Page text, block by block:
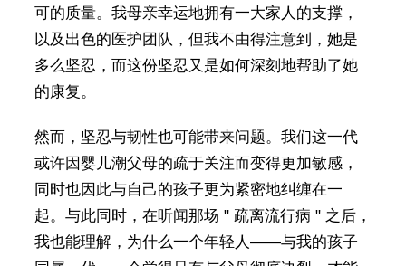
可的质量。我母亲幸运地拥有一大家人的支撑，
以及出色的医护团队，但我不由得注意到，她是
多么坚忍，而这份坚忍又是如何深刻地帮助了她
的康复。
然而，坚忍与韧性也可能带来问题。我们这一代
或许因婴儿潮父母的疏于关注而变得更加敏感，
同时也因此与自己的孩子更为紧密地纠缠在一
起。与此同时，在听闻那场 " 疏离流行病 " 之后，
我也能理解，为什么一个年轻人——与我的孩子